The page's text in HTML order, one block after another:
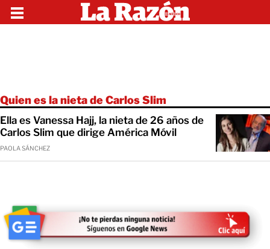
Quien es la nieta de Carlos Slim
Ella es Vanessa Hajj, la nieta de 26 años de
Carlos Slim que dirige América Móvil
PAOLA SÁNCHEZ